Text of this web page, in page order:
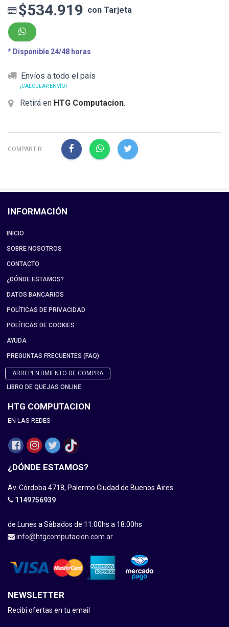
$534.919 con Tarjeta
* Disponible 24/48 horas
Envíos a todo el país
¡CALCULAR ENVÍO!
Retirá en HTG Computacion.
COMPARTIR:
INFORMACIÓN
INICIO
SOBRE NOSOTROS
CONTACTO
¿DÓNDE ESTAMOS?
DATOS BANCARIOS
POLÍTICAS DE PRIVACIDAD
POLÍTICAS DE COOKIES
AYUDA
PREGUNTAS FRECUENTES (FAQ)
ARREPENTIMIENTO DE COMPRA
LIBRO DE QUEJAS ONLINE
HTG COMPUTACION
EN LAS REDES
¿DÓNDE ESTAMOS?
Av. Córdoba 4718, Palermo Ciudad de Buenos Aires
1149756939
de Lunes a Sàbados de 11:00hs a 18:00hs
info@htgcomputacion.com.ar
NEWSLETTER
Recibí ofertas en tu email